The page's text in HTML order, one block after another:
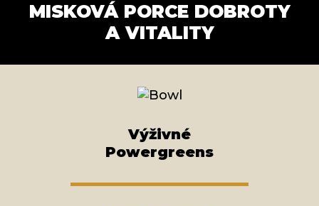
MISKOVÁ PORCE DOBROTY
A VITALITY
Výživné
Powergreens